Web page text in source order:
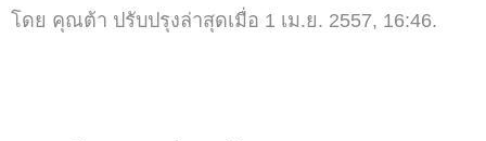
โดย คุณต้า ปรับปรุงล่าสุดเมื่อ 1 เม.ย. 2557, 16:46.